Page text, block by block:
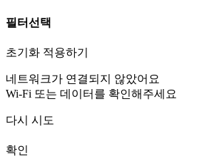
필터선택
초기화 적용하기
네트워크가 연결되지 않았어요
Wi-Fi 또는 데이터를 확인해주세요
다시 시도
확인